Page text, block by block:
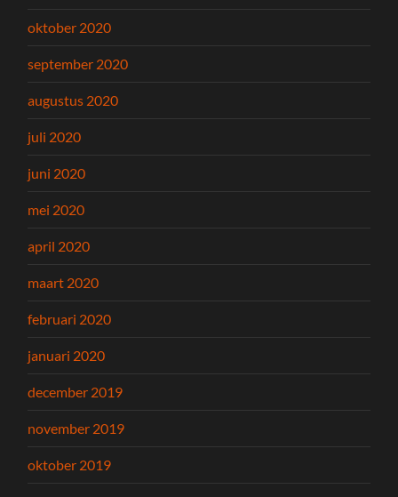
oktober 2020
september 2020
augustus 2020
juli 2020
juni 2020
mei 2020
april 2020
maart 2020
februari 2020
januari 2020
december 2019
november 2019
oktober 2019